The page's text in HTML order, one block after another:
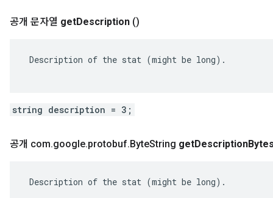
공개 문자열 getDescription ()
Description of the stat (might be long).
string description = 3;
공개 com.google.protobuf.ByteString getDescription
Description of the stat (might be long).